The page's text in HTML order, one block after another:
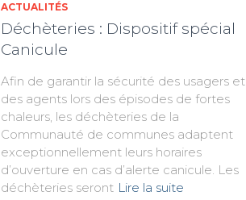
ACTUALITÉS
Déchèteries : Dispositif spécial
Canicule
Afin de garantir la sécurité des usagers et
des agents lors des épisodes de fortes
chaleurs, les déchèteries de la
Communauté de communes adaptent
exceptionnellement leurs horaires
d’ouverture en cas d’alerte canicule. Les
déchèteries seront Lire la suite